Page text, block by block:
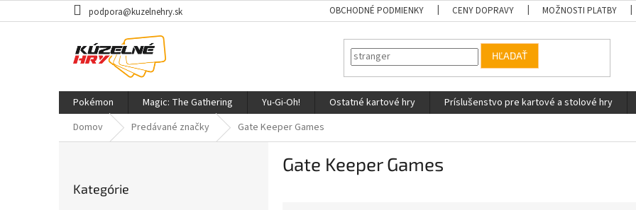
na
podpora@kuzelnehry.sk OBCHODNÉ PODMIENKY CENY DOPRAVY MOŽNOSTI PLATBY
HĽADAŤ
Pokémon Magic: The Gathering Yu-Gi-Oh! Ostatné kartové hry Príslušenstvo pre kartové a stolové hry
Domov
Predávané značky Gate Keeper Games
kategórie
Kategórie
Gate Keeper Games